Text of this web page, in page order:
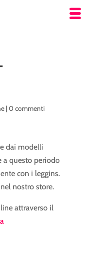
|0 commenti
dai modelli
a questo periodo
con i leggins.
nostro store.
attraverso il